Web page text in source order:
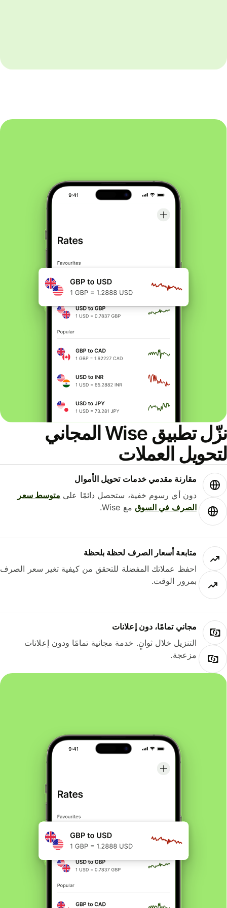
نزّل تطبيق Wise المجاني
لتحويل العملات
مقارنة مقدمي خدمات تحويل الأموال
دون أي رسوم خفية، ستحصل دائمًا على متوسط ​​سعر
الصرف في السوق مع Wise.
متابعة أسعار الصرف لحظة بلحظة
احفظ عملاتك المفضلة للتحقق من كيفية تغير سعر الصرف
بمرور الوقت.
مجاني تمامًا، دون إعلانات
التنزيل خلال ثوانٍ. خدمة مجانية تمامًا ودون إعلانات
مزعجة.